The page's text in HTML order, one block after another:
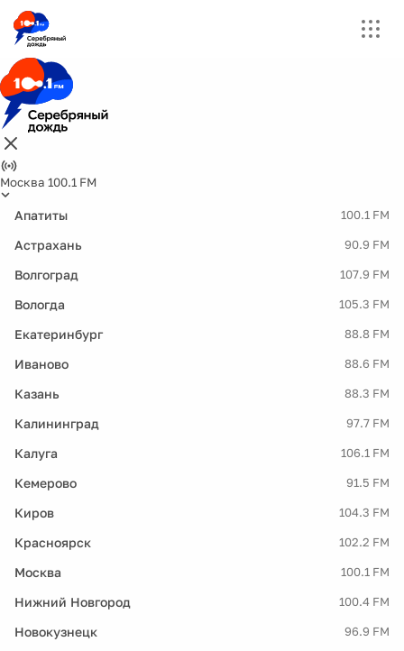
Москва 100.1 FM
Апатиты 100.1 FM
Астрахань 90.9 FM
Волгоград 107.9 FM
Вологда 105.3 FM
Екатеринбург 88.8 FM
Иваново 88.6 FM
Казань 88.3 FM
Калининград 97.7 FM
Калуга 106.1 FM
Кемерово 91.5 FM
Киров 104.3 FM
Красноярск 102.2 FM
Москва 100.1 FM
Нижний Новгород 100.4 FM
Новокузнецк 96.9 FM